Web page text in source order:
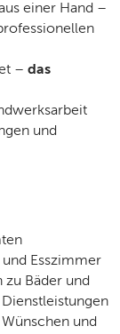
einer Hand –
– das
und
Esszimmer
Bäder und
und